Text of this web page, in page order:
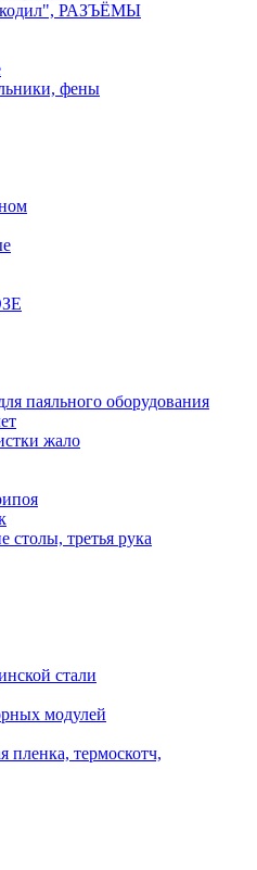
РАЗЪЁМЫ
фены
паяльного оборудования
жало
столы, третья рука
стали
модулей
пленка, термоскотч,